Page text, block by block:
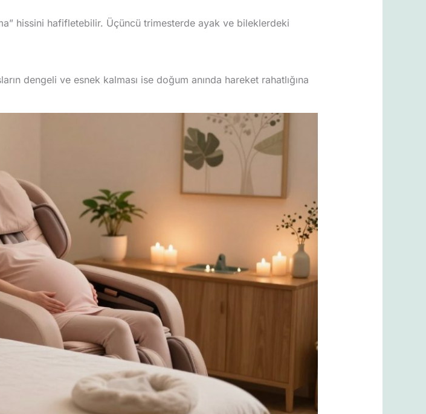
hissini hafifletebilir. Üçüncü trimesterde ayak ve bileklerdeki
dengeli ve esnek kalması ise doğum anında hareket rahatlığına